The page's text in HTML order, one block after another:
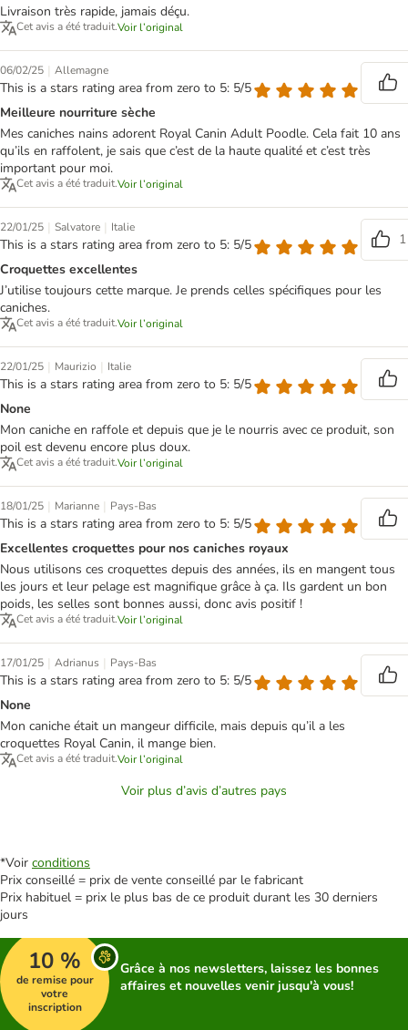
Livraison très rapide, jamais déçu.
Cet avis a été traduit.Voir l’original
06/02/25 | Allemagne
This is a stars rating area from zero to 5: 5/5
Meilleure nourriture sèche
Mes caniches nains adorent Royal Canin Adult Poodle. Cela fait 10 ans
qu’ils en raffolent, je sais que c’est de la haute qualité et c’est très
important pour moi.
Cet avis a été traduit.Voir l’original
22/01/25 | Salvatore | Italie
This is a stars rating area from zero to 5: 5/5
1
Croquettes excellentes
J’utilise toujours cette marque. Je prends celles spécifiques pour les
caniches.
Cet avis a été traduit.Voir l’original
22/01/25 | Maurizio | Italie
This is a stars rating area from zero to 5: 5/5
None
Mon caniche en raffole et depuis que je le nourris avec ce produit, son
poil est devenu encore plus doux.
Cet avis a été traduit.Voir l’original
18/01/25 | Marianne | Pays-Bas
This is a stars rating area from zero to 5: 5/5
Excellentes croquettes pour nos caniches royaux
Nous utilisons ces croquettes depuis des années, ils en mangent tous
les jours et leur pelage est magnifique grâce à ça. Ils gardent un bon
poids, les selles sont bonnes aussi, donc avis positif !
Cet avis a été traduit.Voir l’original
17/01/25 | Adrianus | Pays-Bas
This is a stars rating area from zero to 5: 5/5
None
Mon caniche était un mangeur difficile, mais depuis qu’il a les
croquettes Royal Canin, il mange bien.
Cet avis a été traduit.Voir l’original
Voir plus d’avis d’autres pays
*Voir conditions
Prix conseillé = prix de vente conseillé par le fabricant
Prix habituel = prix le plus bas de ce produit durant les 30 derniers
jours
10 %
de remise pour
votre
inscription
Grâce à nos newsletters, laissez les bonnes
affaires et nouvelles venir jusqu'à vous!